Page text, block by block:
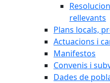
rellevants
Plans locals,
Actuacions i
Manifestos
Convenis i
Dades de